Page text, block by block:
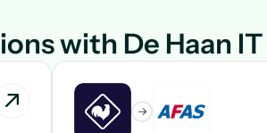
with De Haan IT